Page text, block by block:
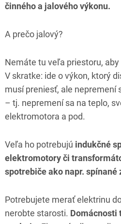
činného a jalového výkonu.
A prečo jalový?
Nemáte tu veľa priestoru,
V skratke: ide o výkon, ktorý
musí preniesť, ale nepremení
– tj. nepremení sa na teplo,
elektromotora a pod.
Veľa ho potrebujú indukčné
elektromotory či
spotrebiče ako napr. spínané
Potrebujete merať elektrinu
nerobte starosti. Domácnosti